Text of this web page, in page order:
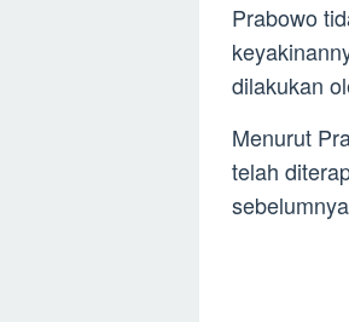
Prabowo
dilakukan
Menurut
telah